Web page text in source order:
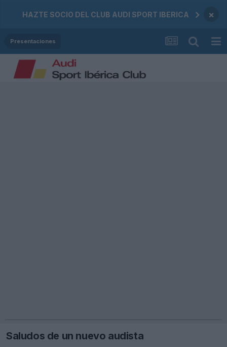
HAZTE SOCIO DEL CLUB AUDI SPORT IBERICA ×
Presentaciones
Saludos de un nuevo audista